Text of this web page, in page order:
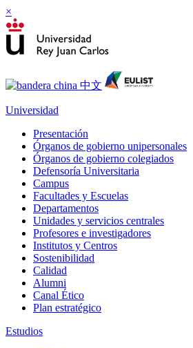
×
Universidad
Presentación
Órganos de gobierno unipersonales
Órganos de gobierno colegiados
Defensoría Universitaria
Campus
Facultades y Escuelas
Departamentos
Unidades y servicios centrales
Profesores e investigadores
Institutos y Centros
Sostenibilidad
Calidad
Alumni
Canal Ético
Plan estratégico
Estudios